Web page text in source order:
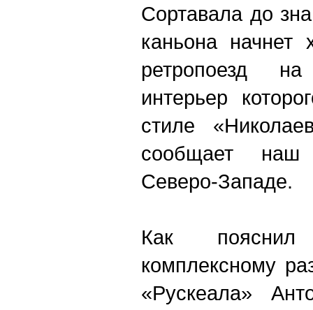
Сортавала до
каньона начнет
ретропоезд
интерьер
стиле
сообщает наш
Северо-Западе.
Как пояснил
комплексному
«Рускеала»